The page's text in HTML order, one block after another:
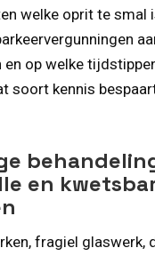
welke oprit te smal
op welke
soort kennis
en
fragiel glaswerk,